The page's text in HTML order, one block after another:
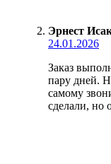
Эрнест
24.01.2026
Заказ
пару дней.
самому
сделали, но